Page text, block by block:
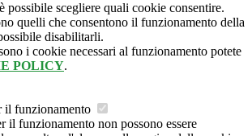
possibile scegliere quali cookie consentire.
quelli che consentono il funzionamento della
disabilitarli.
i cookie necessari al funzionamento potete
POLICY.
il funzionamento
il funzionamento non possono essere